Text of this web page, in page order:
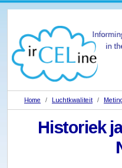
Home Luchtkwaliteit
Historiek